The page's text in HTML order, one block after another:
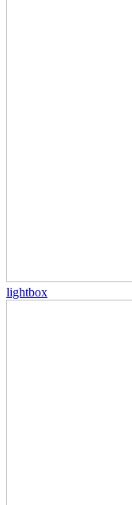
lightbox